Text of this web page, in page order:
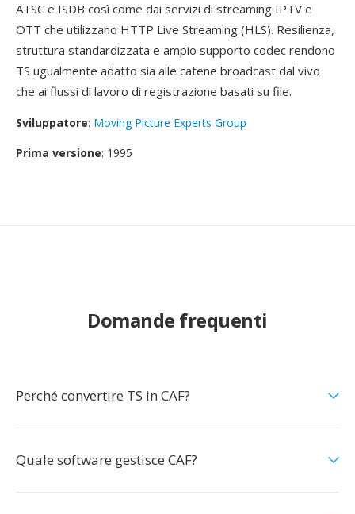
ATSC e ISDB così come dai servizi di streaming IPTV e
OTT che utilizzano HTTP Live Streaming (HLS). Resilienza,
struttura standardizzata e ampio supporto codec rendono
TS ugualmente adatto sia alle catene broadcast dal vivo
che ai flussi di lavoro di registrazione basati su file.
Sviluppatore: Moving Picture Experts Group
Prima versione: 1995
Domande frequenti
Perché convertire TS in CAF?
Quale software gestisce CAF?